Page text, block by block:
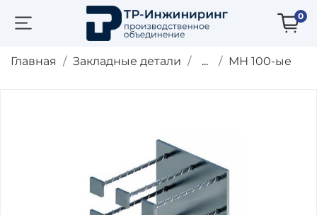
0
Главная Закладные детали ... МН 100-ые